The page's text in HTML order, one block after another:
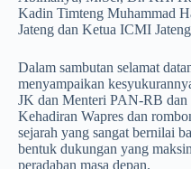
Kadin Timteng Muhammad
Jateng dan Ketua ICMI
Dalam sambutan selamat
menyampaikan
JK dan Menteri PAN-RB dan
Kehadiran Wapres dan
sejarah yang sangat bernilai
bentuk dukungan yang
peradaban masa depan.